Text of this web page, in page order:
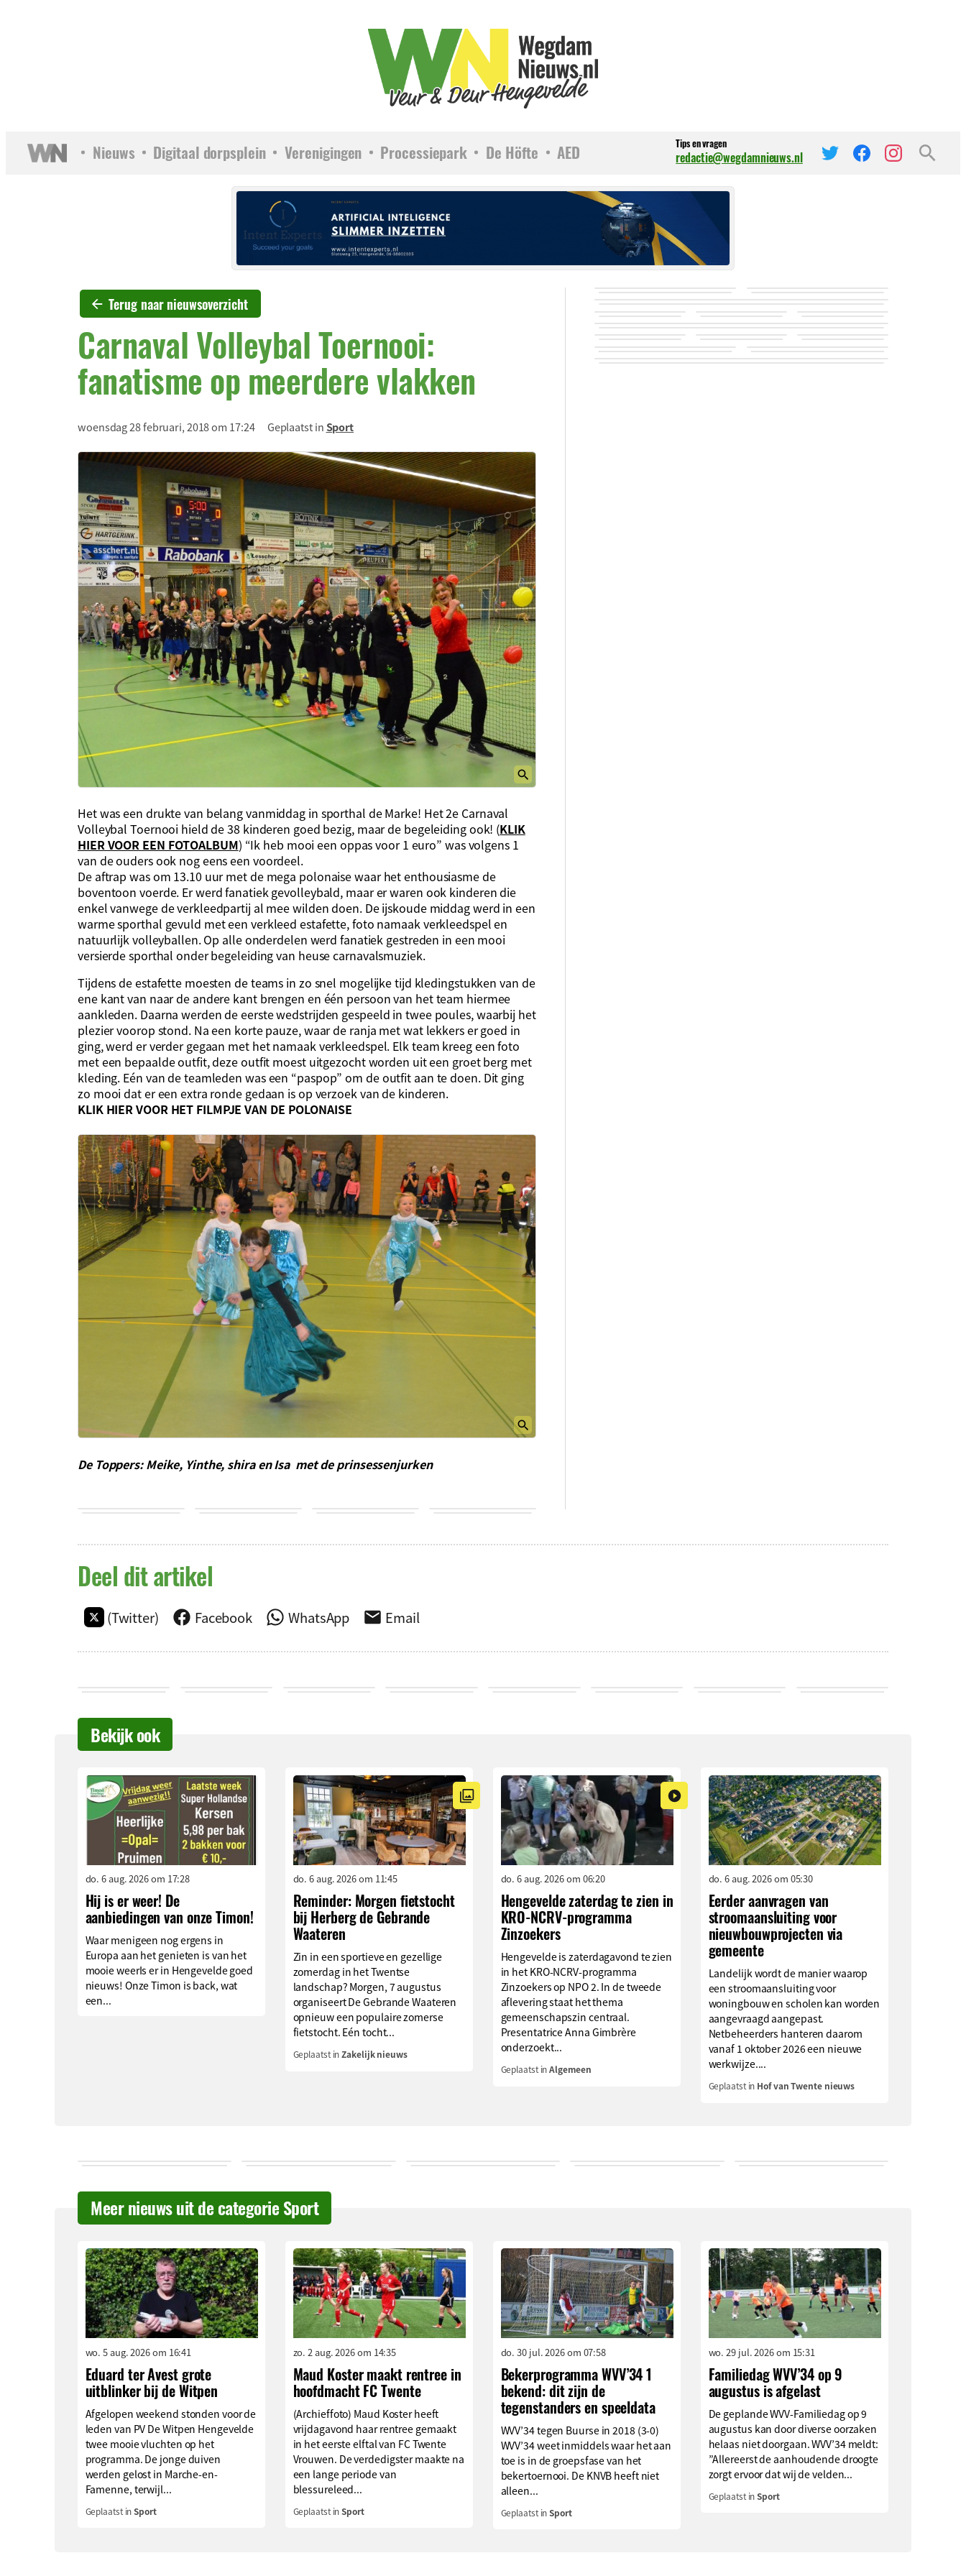
Nieuws Digitaal dorpsplein Verenigingen Processiepark De Höfte AED Tips en vragen
redactie@wegdamnieuws.nl
Terug naar nieuwsoverzicht
Carnaval Volleybal Toernooi:
fanatisme op meerdere vlakken
woensdag 28 februari, 2018 om 17:24 Geplaatst inSport
Het was een drukte van belang vanmiddag in sporthal de Marke! Het 2e Carnaval
Volleybal Toernooi hield de 38 kinderen goed bezig, maar de begeleiding ook! (KLIK
HIER VOOR EEN FOTOALBUM) “Ik heb mooi een oppas voor 1 euro” was volgens 1
van de ouders ook nog eens een voordeel.
De aftrap was om 13.10 uur met de mega polonaise waar het enthousiasme de
boventoon voerde. Er werd fanatiek gevolleybald, maar er waren ook kinderen die
enkel vanwege de verkleedpartij al mee wilden doen. De ijskoude middag werd in een
warme sporthal gevuld met een verkleed estafette, foto namaak verkleedspel en
natuurlijk volleyballen. Op alle onderdelen werd fanatiek gestreden in een mooi
versierde sporthal onder begeleiding van heuse carnavalsmuziek.
Tijdens de estafette moesten de teams in zo snel mogelijke tijd kledingstukken van de
ene kant van naar de andere kant brengen en één persoon van het team hiermee
aankleden. Daarna werden de eerste wedstrijden gespeeld in twee poules, waarbij het
plezier voorop stond. Na een korte pauze, waar de ranja met wat lekkers er goed in
ging, werd er verder gegaan met het namaak verkleedspel. Elk team kreeg een foto
met een bepaalde outfit, deze outfit moest uitgezocht worden uit een groet berg met
kleding. Eén van de teamleden was een “paspop” om de outfit aan te doen. Dit ging
zo mooi dat er een extra ronde gedaan is op verzoek van de kinderen.
KLIK HIER VOOR HET FILMPJE VAN DE POLONAISE
De Toppers: Meike, Yinthe, shira en Isa met de prinsessenjurken
Deel dit artikel
(Twitter) Facebook WhatsApp Email
Bekijk ook
do. 6 aug. 2026 om 17:28
Hij is er weer! De
aanbiedingen van onze Timon!
Waar menigeen nog ergens in
Europa aan het genieten is van het
mooie weerIs er in Hengevelde goed
nieuws! Onze Timon is back, wat
een...
do. 6 aug. 2026 om 11:45
Reminder: Morgen fietstocht
bij Herberg de Gebrande
Waateren
Zin in een sportieve en gezellige
zomerdag in het Twentse
landschap? Morgen, 7 augustus
organiseert De Gebrande Waateren
opnieuw een populaire zomerse
fietstocht. Eén tocht...
Geplaatst inZakelijk nieuws
do. 6 aug. 2026 om 06:20
Hengevelde zaterdag te zien in
KRO-NCRV-programma
Zinzoekers
Hengevelde is zaterdagavond te zien
in het KRO-NCRV-programma
Zinzoekers op NPO 2. In de tweede
aflevering staat het thema
gemeenschapszin centraal.
Presentatrice Anna Gimbrère
onderzoekt...
Geplaatst inAlgemeen
do. 6 aug. 2026 om 05:30
Eerder aanvragen van
stroomaansluiting voor
nieuwbouwprojecten via
gemeente
Landelijk wordt de manier waarop
een stroomaansluiting voor
woningbouw en scholen kan worden
aangevraagd aangepast.
Netbeheerders hanteren daarom
vanaf 1 oktober 2026 een nieuwe
werkwijze....
Geplaatst in Hof van Twente nieuws
Meer nieuws uit de categorie Sport
wo. 5 aug. 2026 om 16:41
Eduard ter Avest grote
uitblinker bij de Witpen
Afgelopen weekend stonden voor de
leden van PV De Witpen Hengevelde
twee mooie vluchten op het
programma. De jonge duiven
werden gelost in Marche-en-
Famenne, terwijl...
Geplaatst inSport
zo. 2 aug. 2026 om 14:35
Maud Koster maakt rentree in
hoofdmacht FC Twente
(Archieffoto) Maud Koster heeft
vrijdagavond haar rentree gemaakt
in het eerste elftal van FC Twente
Vrouwen. De verdedigster maakte na
een lange periode van
blessureleed...
Geplaatst inSport
do. 30 jul. 2026 om 07:58
Bekerprogramma WVV’34 1
bekend: dit zijn de
tegenstanders en speeldata
WVV’34 tegen Buurse in 2018 (3-0)
WVV’34 weet inmiddels waar het aan
toe is in de groepsfase van het
bekertoernooi. De KNVB heeft niet
alleen...
Geplaatst inSport
wo. 29 jul. 2026 om 15:31
Familiedag WVV’34 op 9
augustus is afgelast
De geplande WVV-Familiedag op 9
augustus kan door diverse oorzaken
helaas niet doorgaan. WVV’34 meldt:
”Allereerst de aanhoudende droogte
zorgt ervoor dat wij de velden...
Geplaatst inSport